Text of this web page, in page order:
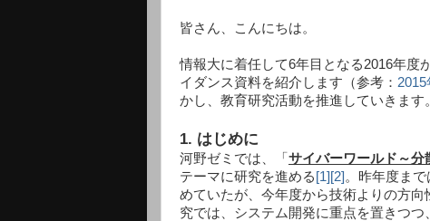
皆さん、こんにちは。
情報大に着任して6年目となる2016年度
イダンス資料を紹介します（参考：
かし、教育研究活動を推進していきます。
1. はじめに
河野ゼミでは、「 サイバーワールド～分
テーマに研究を進める [1] [2] 。昨年度ま
めていたが、今年度から技術よりの方
究では、システム開発に重点を置きつつ